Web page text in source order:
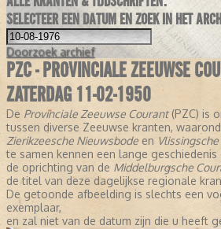
SELECTEER EEN DATUM EN ZOEK IN HET
Doorzoek archief
PZC - PROVINCIALE ZEEUWSE
ZATERDAG 11-02-1950
De Provinciale Zeeuwse Courant(PZC) is
tussen diverse Zeeuwse kranten,
Zierikzeesche Nieuwsbode en
te samen kennen een lange geschiedenis
de oprichting van de Middelburgsche
de titel van deze dagelijkse regionale
De getoonde afbeelding is slechts een
exemplaar,
en zal niet van de datum zijn die u heeft